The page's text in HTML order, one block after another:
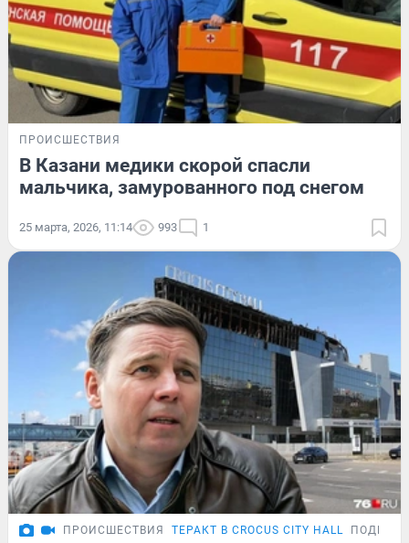
ПРОИСШЕСТВИЯ
В Казани медики скорой спасли
мальчика, замурованного под снегом
25 марта, 2026, 11:14 993 1
ПРОИСШЕСТВИЯ ТЕРАКТ В CROCUS CITY HALL